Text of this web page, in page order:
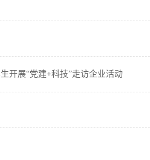
开展“党建+科技”走访企业活动